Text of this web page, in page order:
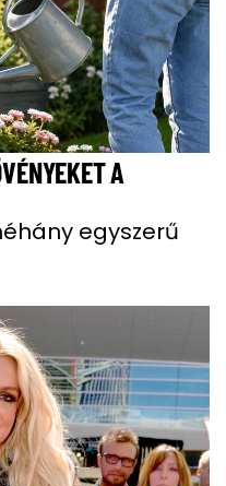
A
egyszerű